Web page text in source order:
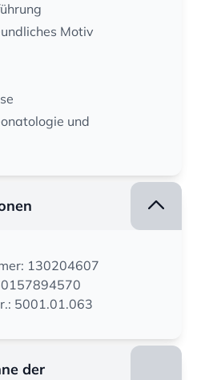
Motiv
und
130204607
5001.01.063
der